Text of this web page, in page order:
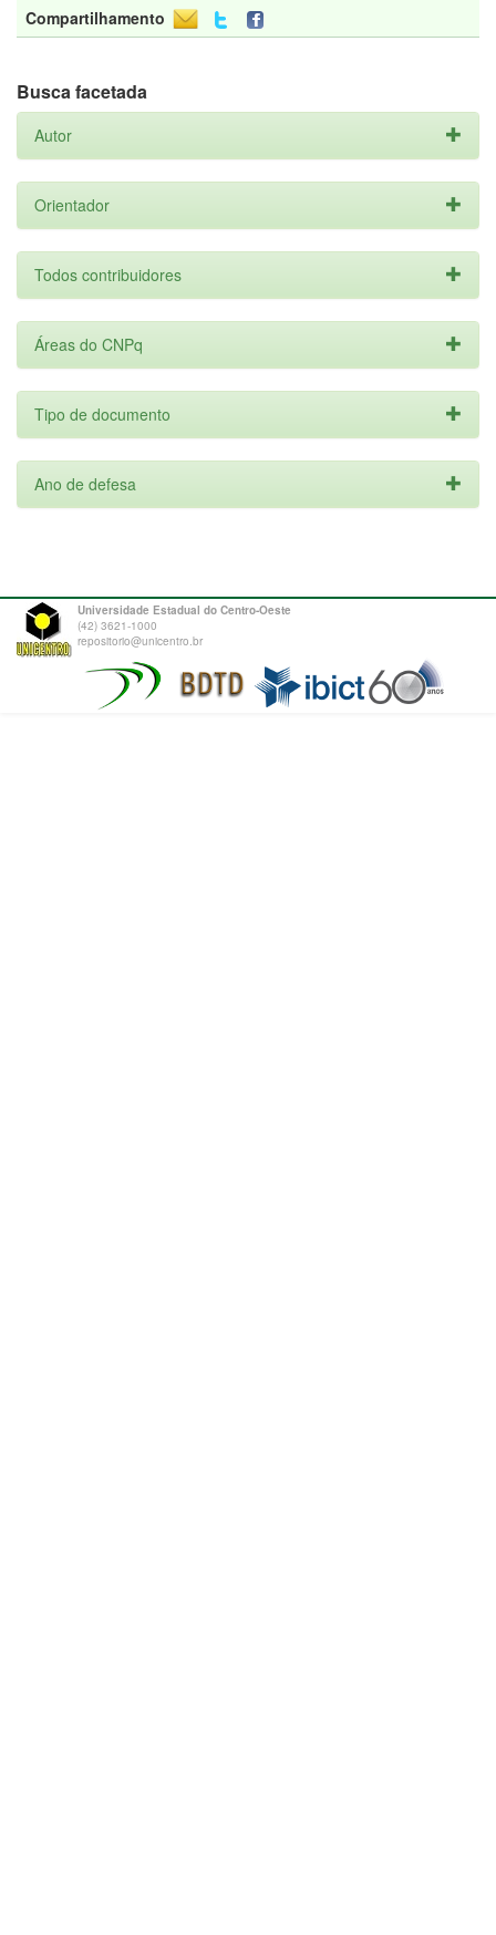
Compartilhamento
Busca facetada
Autor
Orientador
Todos contribuidores
Áreas do CNPq
Tipo de documento
Ano de defesa
Universidade Estadual do Centro-Oeste
(42) 3621-1000
repositorio@unicentro.br